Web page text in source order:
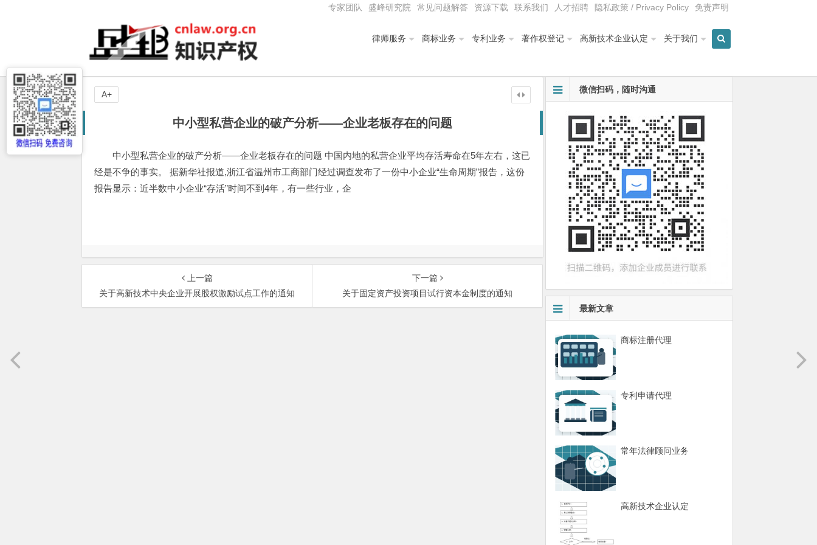
专家团队 盛峰研究院 常见问题解答 资源下载 联系我们 人才招聘 隐私政策 / Privacy Policy 免责声明
律师服务 商标业务 专利业务 著作权登记 高新技术企业认定 关于我们
中小型私营企业的破产分析——企业老板存在的问题
中小型私营企业的破产分析——企业老板存在的问题 中国内地的私营企业平均存活寿命在5年左右，这已
经是不争的事实。 据新华社报道,浙江省温州市工商部门经过调查发布了一份中小企业“生命周期”报告，这份
报告显示：近半数中小企业“存活”时间不到4年，有一些行业，企
A+
上一篇
关于高新技术中央企业开展股权激励试点工作的通知
下一篇
关于固定资产投资项目试行资本金制度的通知
微信扫码，随时沟通
最新文章
商标注册代理
专利申请代理
常年法律顾问业务
高新技术企业认定